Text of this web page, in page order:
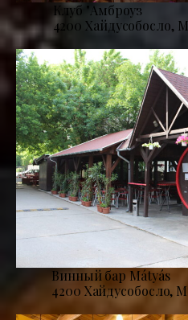
Клуб "Амброуз
4200 Хайдусобосло,
Винный бар Mátyás
4200 Хайдусобосло,